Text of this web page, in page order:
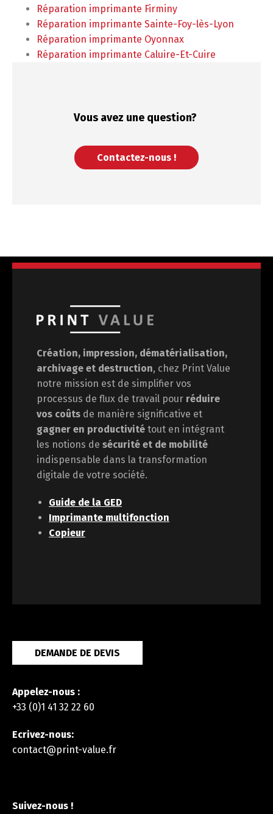
Réparation imprimante Firminy
Réparation imprimante Sainte-Foy-lès-Lyon
Réparation imprimante Oyonnax
Réparation imprimante Caluire-Et-Cuire
Vous avez une question?
Contactez-nous !
Création, impression, dématérialisation,
archivage et destruction, chez Print Value
notre mission est de simplifier vos
processus de flux de travail pour réduire
vos coûts de manière significative et
gagner en productivité tout en intégrant
les notions de sécurité et de mobilité
indispensable dans la transformation
digitale de votre société.
Guide de la GED
Imprimante multifonction
Copieur
DEMANDE DE DEVIS
Appelez-nous :
+33 (0)1 41 32 22 60
Ecrivez-nous:
contact@print-value.fr
Suivez-nous !